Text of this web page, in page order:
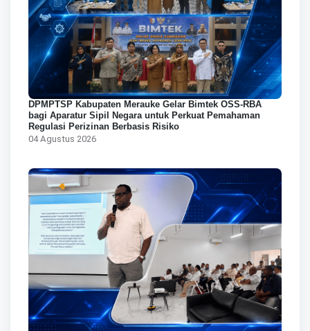
DPMPTSP Kabupaten Merauke Gelar Bimtek OSS-RBA
bagi Aparatur Sipil Negara untuk Perkuat Pemahaman
Regulasi Perizinan Berbasis Risiko
04 Agustus 2026